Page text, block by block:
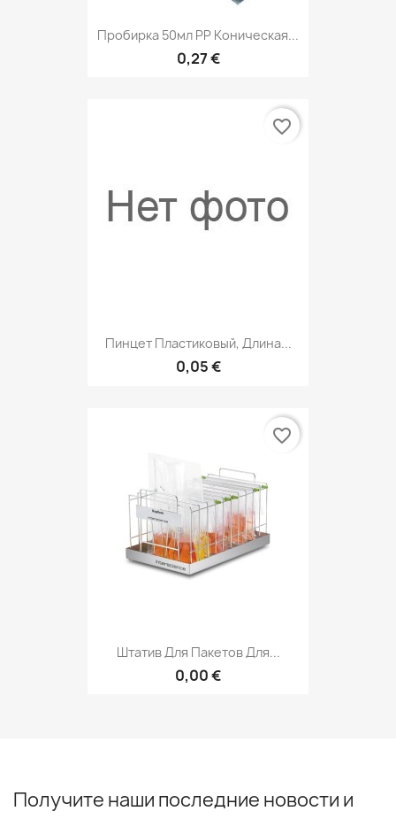
Пробирка 50мл PP Коническая...
0,27 €
Пинцет Пластиковый, Длина...
0,05 €
favorite_border
Штатив Для Пакетов Для...
0,00 €
favorite_border
Получите наши последние новости и